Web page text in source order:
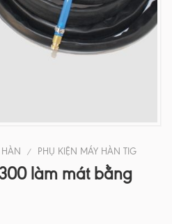
HÀN / PHỤ KIỆN MÁY HÀN TIG
làm mát bằng